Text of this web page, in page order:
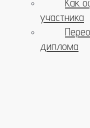
участника
диплома